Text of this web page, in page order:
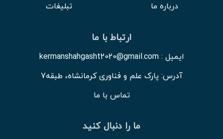
درباره ما
تبلیغات
ارتباط با ما
ایمیل : kermanshahgasht2020@gmail.com
آدرس: پارک علم و فناوری کرمانشاه، طبقه7
تماس با ما
ما را دنبال کنید